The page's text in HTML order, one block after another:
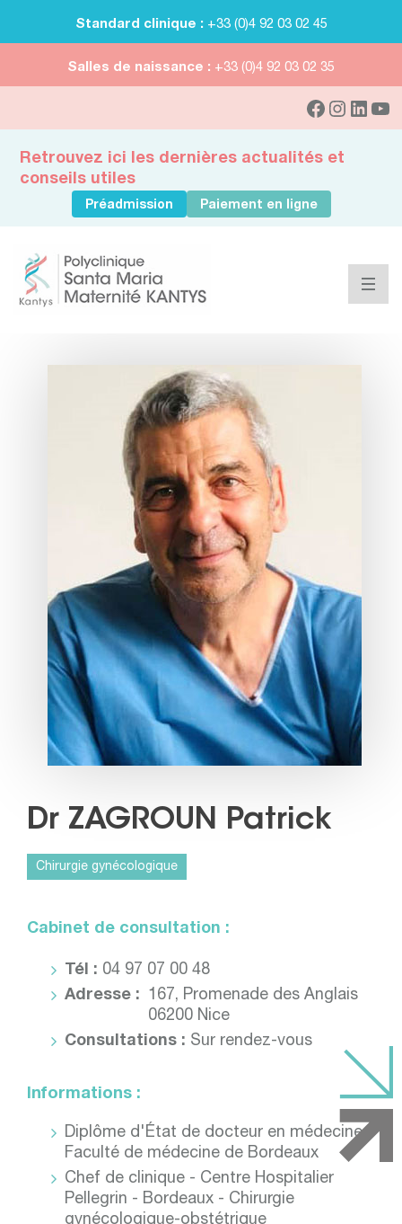
Standard clinique : +33 (0)4 92 03 02 45
Salles de naissance : +33 (0)4 92 03 02 35
Retrouvez ici les dernières actualités et
conseils utiles
Préadmission Paiement en ligne
Dr ZAGROUN Patrick
Chirurgie gynécologique
Cabinet de consultation :
Tél : 04 97 07 00 48
Adresse :
167, Promenade des Anglais
06200 Nice
Consultations : Sur rendez-vous
Informations :
Diplôme d'État de docteur en médecine -
Faculté de médecine de Bordeaux
Chef de clinique - Centre Hospitalier
Pellegrin - Bordeaux - Chirurgie
gynécologique-obstétrique